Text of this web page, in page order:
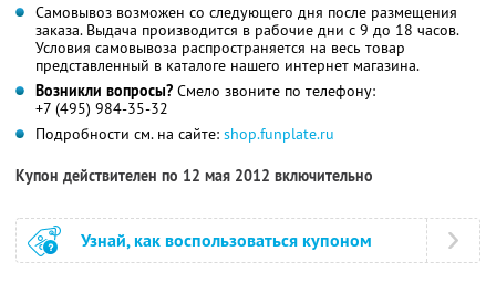
Самовывоз возможен со следующего дня после размещения
заказа. Выдача производится в рабочие дни с 9 до 18 часов.
Условия самовывоза распространяется на весь товар
представленный в каталоге нашего интернет магазина.
Возникли вопросы? Смело звоните по телефону:
+7 (495) 984-35-32
Подробности см. на сайте: shop.funplate.ru
Купон действителен по 12 мая 2012 включительно
Узнай, как воспользоваться купоном